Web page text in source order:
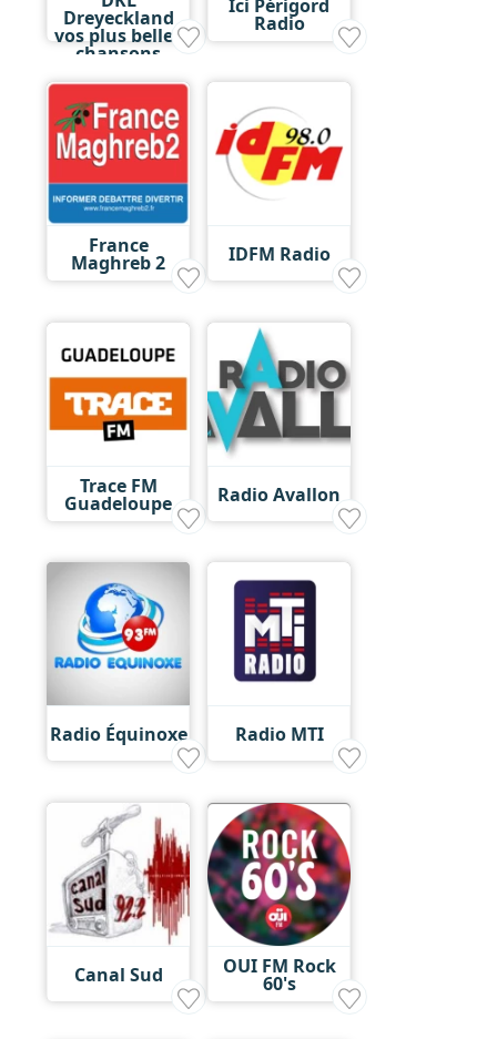
Dreyeckland
vos plus belles
chansons
Ici Périgord
Radio
France
Maghreb 2 IDFM Radio
Trace FM
Guadeloupe Radio Avallon
Radio Équinoxe Radio MTI
Canal Sud OUI FM Rock
60's